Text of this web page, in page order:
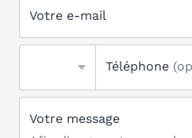
Votre e-mail
Téléphone
Votre message